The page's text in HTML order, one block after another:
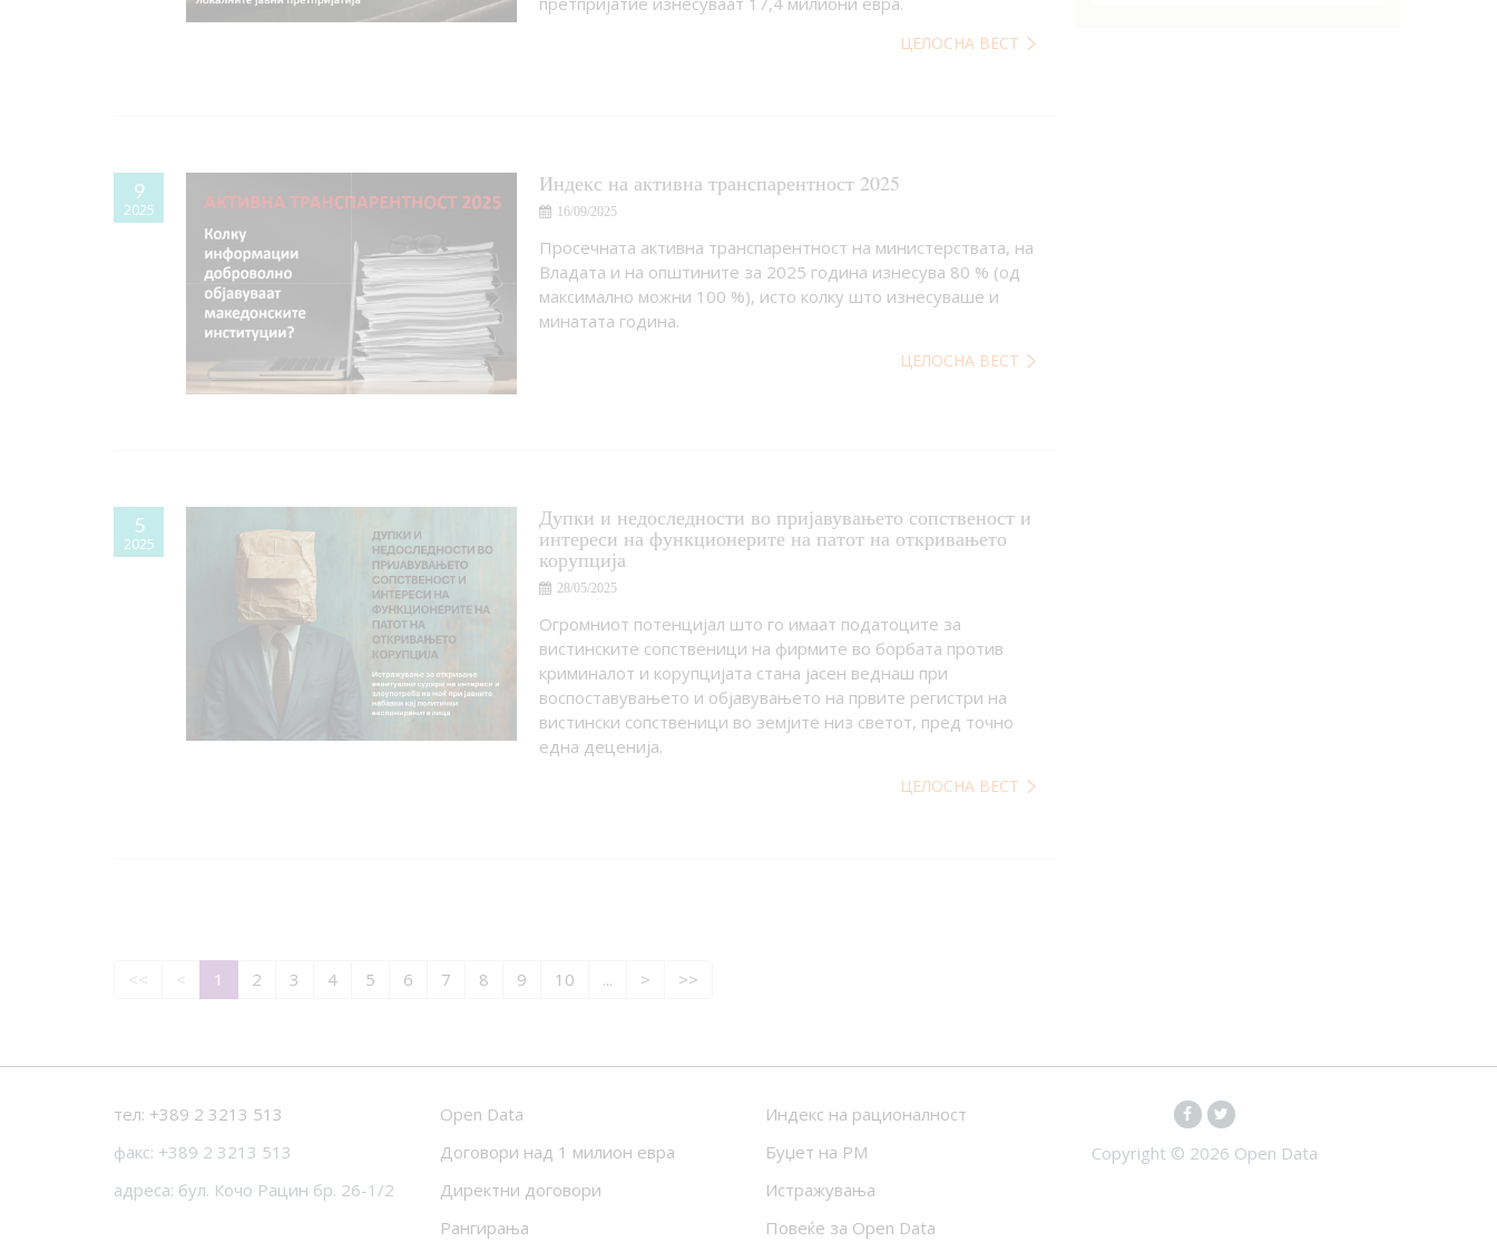
ЦЕЛОСНА ВЕСТ
9
2025
Индекс на активна транспарентност 2025
16/09/2025
Просечната активна транспарентност на министерствата, на
Владата и на општините за 2025 година изнесува 80 % (од
максимално можни 100 %), исто колку што изнесуваше и
минатата година.
ЦЕЛОСНА ВЕСТ
5
2025
Дупки и недоследности во пријавувањето сопственост и
интереси на функционерите на патот на откривањето
корупција
28/05/2025
Огромниот потенцијал што го имаат податоците за
вистинските сопственици на фирмите во борбата против
криминалот и корупцијата стана јасен веднаш при
воспоставувањето и објавувањето на првите регистри на
вистински сопственици во земјите низ светот, пред точно
една деценија.
ЦЕЛОСНА ВЕСТ
<< < 1 2 3 4 5 6 7 8 9 10 ... > >>
тел: +389 2 3213 513
факс: +389 2 3213 513
адреса: бул. Кочо Рацин бр. 26-1/2
Open Data
Договори над 1 милион евра
Директни договори
Рангирања
Индекс на рационалност
Буџет на РМ
Истражувања
Повеќе за Open Data
Copyright © 2026 Open Data